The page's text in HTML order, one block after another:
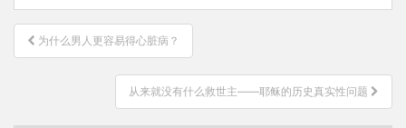
文
章
为什么男人更容易得心脏病？
从来就没有什么救世主——耶稣的历史真实性问题